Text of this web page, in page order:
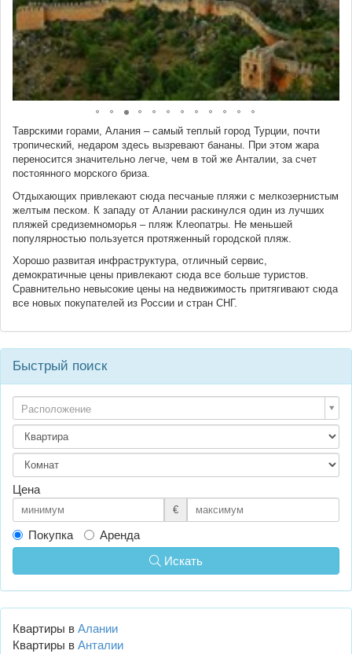
Таврскими горами, Алания – самый теплый город Турции, почти
тропический, недаром здесь вызревают бананы. При этом жара
переносится значительно легче, чем в той же Анталии, за счет
постоянного морского бриза.
Отдыхающих привлекают сюда песчаные пляжи с мелкозернистым
желтым песком. К западу от Алании раскинулся один из лучших
пляжей средиземноморья – пляж Клеопатры. Не меньшей
популярностью пользуется протяженный городской пляж.
Хорошо развитая инфраструктура, отличный сервис,
демократичные цены привлекают сюда все больше туристов.
Сравнительно невысокие цены на недвижимость притягивают сюда
все новых покупателей из России и стран СНГ.
Быстрый поиск
Расположение
Цена
€
Покупка
Аренда
Искать
Квартиры в Алании
Квартиры в Анталии